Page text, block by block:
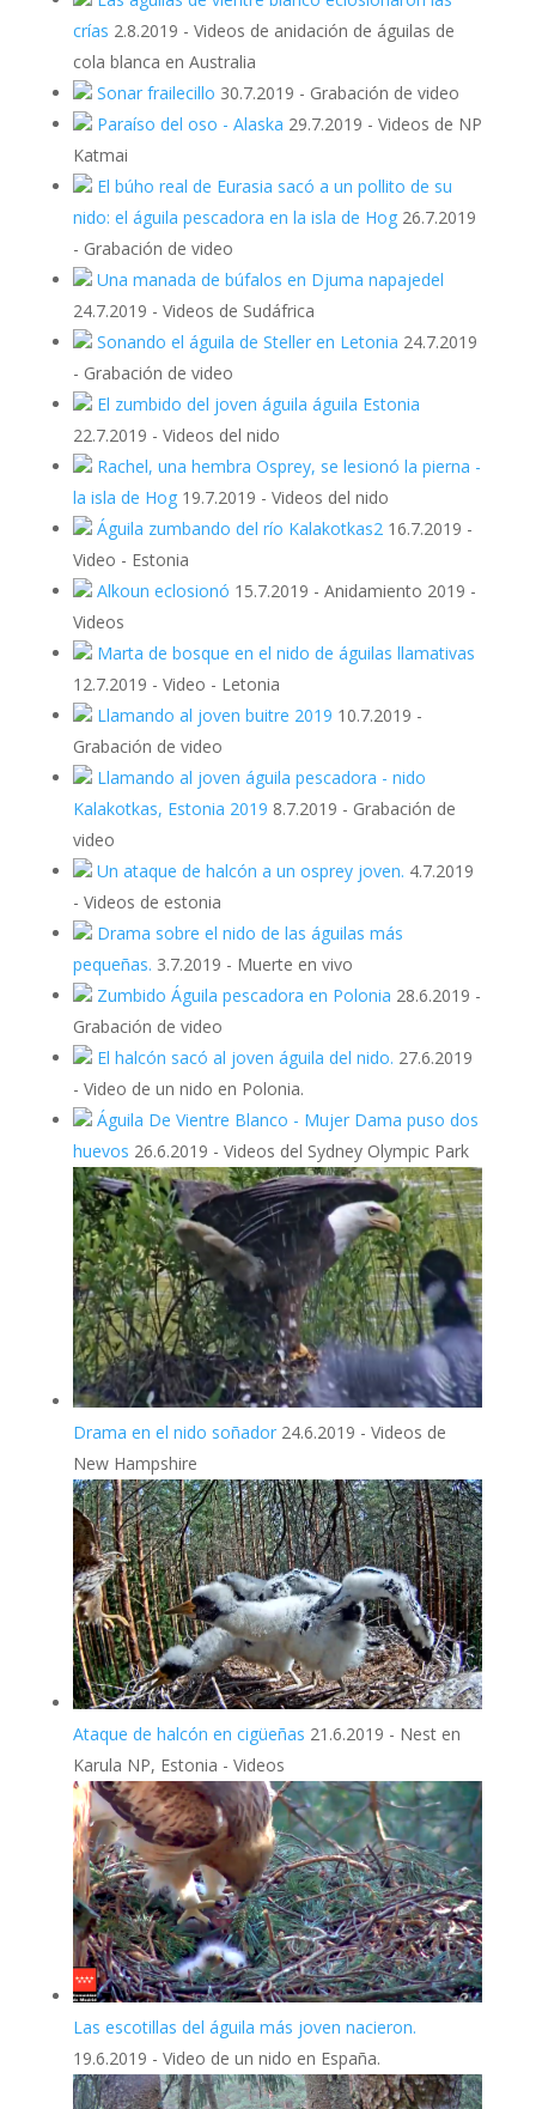
crías 2.8.2019 - Videos de anidación de águilas de
cola blanca en Australia
Sonar frailecillo 30.7.2019 - Grabación de video
Paraíso del oso - Alaska 29.7.2019 - Videos de NP
Katmai
El búho real de Eurasia sacó a un pollito de su
nido: el águila pescadora en la isla de Hog 26.7.2019
- Grabación de video
Una manada de búfalos en Djuma napajedel
24.7.2019 - Videos de Sudáfrica
Sonando el águila de Steller en Letonia 24.7.2019
- Grabación de video
El zumbido del joven águila águila Estonia
22.7.2019 - Videos del nido
Rachel, una hembra Osprey, se lesionó la pierna -
la isla de Hog 19.7.2019 - Videos del nido
Águila zumbando del río Kalakotkas2 16.7.2019 -
Video - Estonia
Alkoun eclosionó 15.7.2019 - Anidamiento 2019 -
Videos
Marta de bosque en el nido de águilas llamativas
12.7.2019 - Video - Letonia
Llamando al joven buitre 2019 10.7.2019 -
Grabación de video
Llamando al joven águila pescadora - nido
Kalakotkas, Estonia 2019 8.7.2019 - Grabación de
video
Un ataque de halcón a un osprey joven. 4.7.2019
- Videos de estonia
Drama sobre el nido de las águilas más
pequeñas. 3.7.2019 - Muerte en vivo
Zumbido Águila pescadora en Polonia 28.6.2019 -
Grabación de video
El halcón sacó al joven águila del nido. 27.6.2019
- Video de un nido en Polonia.
Águila De Vientre Blanco - Mujer Dama puso dos
huevos 26.6.2019 - Videos del Sydney Olympic Park
Drama en el nido soñador 24.6.2019 - Videos de
New Hampshire
Ataque de halcón en cigüeñas 21.6.2019 - Nest en
Karula NP, Estonia - Videos
Las escotillas del águila más joven nacieron.
19.6.2019 - Video de un nido en España.